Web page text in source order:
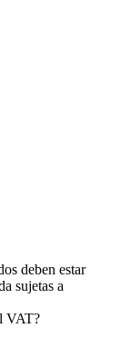
deben estar
sujetas a
VAT?